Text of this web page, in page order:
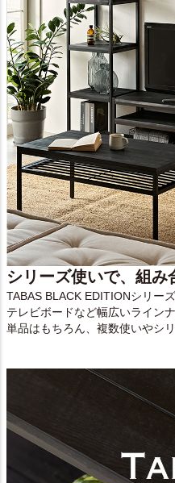
シリーズ使いで、組み
TABAS BLACK EDITIONシリー
テレビボードなど幅広いライン
単品はもちろん、複数使いやシ